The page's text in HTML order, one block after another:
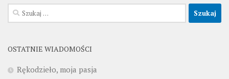
Szukaj:
OSTATNIE WIADOMOŚCI
Rękodzieło, moja pasja